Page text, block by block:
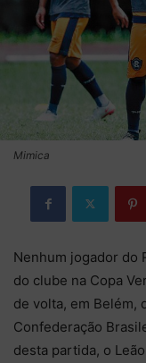
Mimica
Nenhum jogador do
do clube na Copa
de volta, em Belém,
Confederação
desta partida, o